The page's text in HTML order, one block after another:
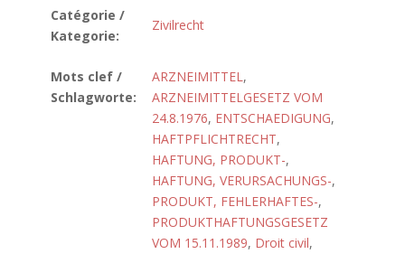
Catégorie /
Kategorie:
Zivilrecht
Mots clef /
Schlagworte:
ARZNEIMITTEL,
ARZNEIMITTELGESETZ VOM
24.8.1976, ENTSCHAEDIGUNG,
HAFTPFLICHTRECHT,
HAFTUNG, PRODUKT-,
HAFTUNG, VERURSACHUNGS-,
PRODUKT, FEHLERHAFTES-,
PRODUKTHAFTUNGSGESETZ
VOM 15.11.1989, Droit civil,